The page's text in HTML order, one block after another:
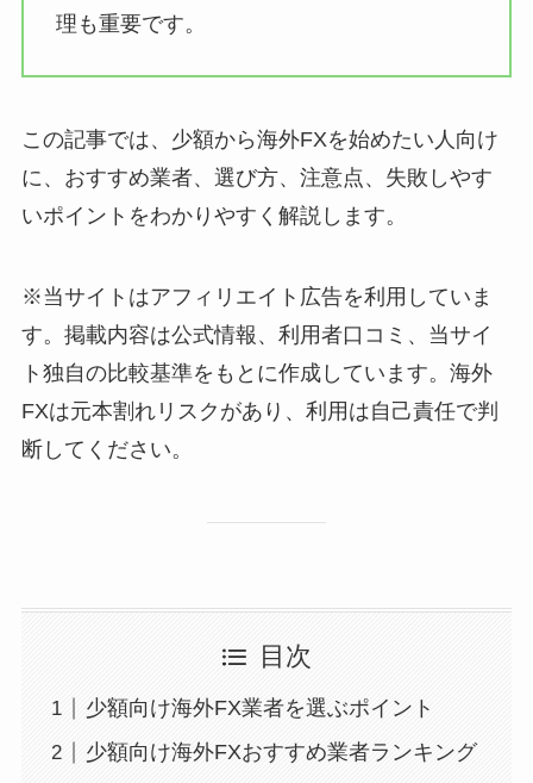
理も重要です。
この記事では、少額から海外FXを始めたい人向け
に、おすすめ業者、選び方、注意点、失敗しやす
いポイントをわかりやすく解説します。
※当サイトはアフィリエイト広告を利用していま
す。掲載内容は公式情報、利用者口コミ、当サイ
ト独自の比較基準をもとに作成しています。海外
FXは元本割れリスクがあり、利用は自己責任で判
断してください。
目次
少額向け海外FX業者を選ぶポイント
少額向け海外FXおすすめ業者ランキング